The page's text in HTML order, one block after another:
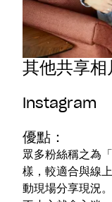
其他共享相
Instagram
優點：
眾多粉絲稱之為「
樣，較適合與線
動現場分享現況